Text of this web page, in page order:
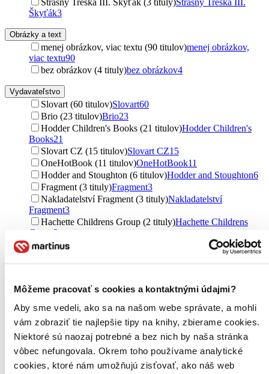
Môžeme pracovať s cookies a kontaktnými údajmi?
Aby sme vedeli, ako sa na našom webe správate, a mohli
vám zobraziť tie najlepšie tipy na knihy, zbierame cookies.
Niektoré sú naozaj potrebné a bez nich by naša stránka
vôbec nefungovala. Okrem toho používame analytické
cookies, ktoré nám umožňujú zisťovať, ako náš web
Škyťák3
Obrázky a text
menej obrázkov, viac textu (90 titulov)menej obrázkov,
viac textu90
bez obrázkov (4 tituly)bez obrázkov4
Vydavateľstvo
Slovart (60 titulov)Slovart60
Brio (23 titulov)Brio23
Hodder Children's Books (21 titulov)Hodder Children's
Books21
Slovart CZ (15 titulov)Slovart CZ15
OneHotBook (11 titulov)OneHotBook11
Hodder and Stoughton (6 titulov)Hodder and Stoughton6
Fragment (3 tituly)Fragment3
Nakladatelství Fragment (3 tituly)Nakladatelství
Fragment3
Hachette Childrens Group (2 tituly)Hachette Childrens
Group 2
Hachette Livre International (1 titul)
Hachette Livre
Hachette Book Group US (1 titul)Hachette Book Group
Ďalšie možnosti
Väzba
brožovaná väzba (58 titulov)brožovaná väzba58
pevná väzba (47 titulov) pevná väzba 47
E-kniha: PDF (27 titulov) E-kniha: PDF27